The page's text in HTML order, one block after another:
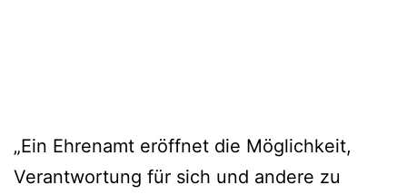
„Ein Ehrenamt eröffnet die Möglichkeit,
Verantwortung für sich und andere zu